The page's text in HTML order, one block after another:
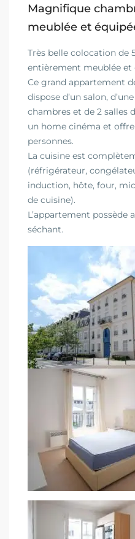
Magnifique
meublée et
Très belle colocation de
entièrement meublée et
Ce grand appartement
dispose d’un salon,
chambres et de 2 salles
un home cinéma et
personnes.
La cuisine est
(réfrigérateur,
induction, hôte, four,
de cuisine).
L’appartement possède
séchant.